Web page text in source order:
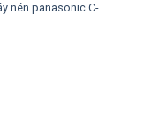
nén panasonic C-